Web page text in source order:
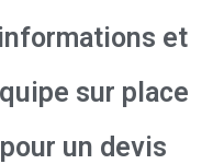
et
sur place
un devis